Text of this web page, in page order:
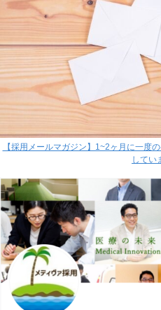
【採用メールマガジン】1~2ヶ月に一度
してい